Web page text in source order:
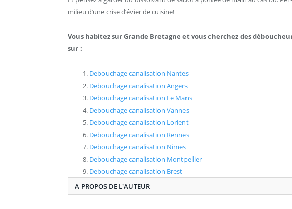
milieu d’une crise d’évier de cuisine!
Vous habitez sur Grande Bretagne et vous cherchez des
sur :
Debouchage canalisation Nantes
Debouchage canalisation Angers
Debouchage canalisation Le Mans
Debouchage canalisation Vannes
Debouchage canalisation Lorient
Debouchage canalisation Rennes
Debouchage canalisation Nimes
Debouchage canalisation Montpellier
Debouchage canalisation Brest
A PROPOS DE L'AUTEUR